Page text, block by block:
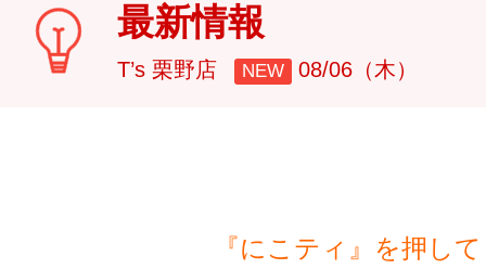
最新情報
T’s 栗野店 NEW 08/06（木）
『にこティ』を押して